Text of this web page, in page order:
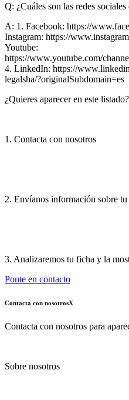
Q: ¿Cuáles son las redes
A: 1. Facebook: https://
Instagram: https://
Youtube:
https://www.youtube.com/
4. LinkedIn: https://
legalsha/?originalSubdomain=es
¿Quieres aparecer en este listado?
1. Contacta con nosotros
2. Envíanos información sobre
3. Analizaremos tu ficha y la
Ponte en contacto
Contacta con nosotrosX
Contacta con nosotros para
Sobre nosotros